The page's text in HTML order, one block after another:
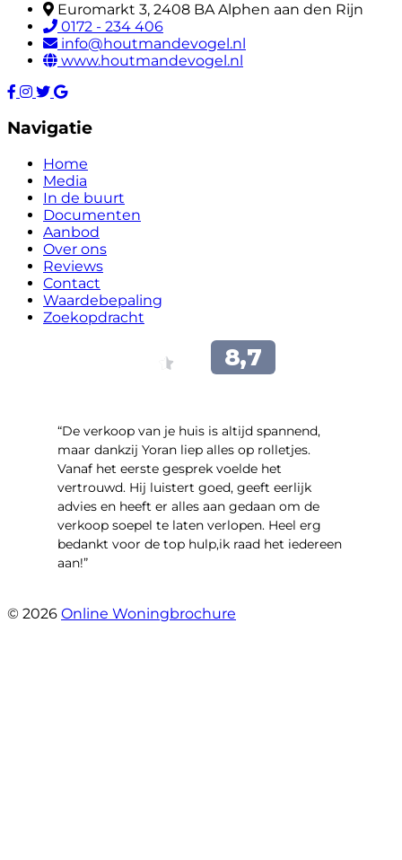
Euromarkt 3, 2408 BA Alphen aan den Rijn
0172 - 234 406
info@houtmandevogel.nl
www.houtmandevogel.nl
Navigatie
Home
Media
In de buurt
Documenten
Aanbod
Over ons
Reviews
Contact
Waardebepaling
Zoekopdracht
“​De verkoop van je huis is altijd spannend,
maar dankzij Yoran liep alles op rolletjes.
Vanaf het eerste gesprek voelde het
vertrouwd. Hij luistert goed, geeft eerlijk
advies en heeft er alles aan gedaan om de
verkoop soepel te laten verlopen. Heel erg
bedankt voor de top hulp,ik raad het iedereen
aan!”
© 2026 Online Woningbrochure